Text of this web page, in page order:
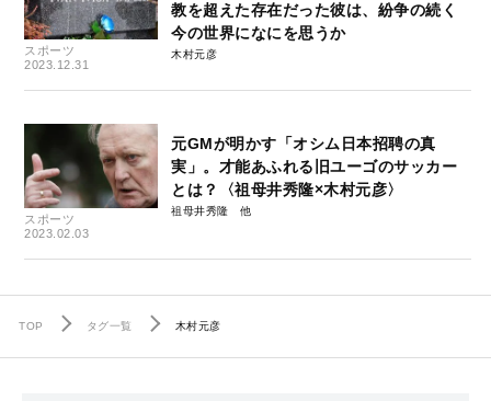
スポーツ
2023.12.31
教を超えた存在だった彼は、紛争の続く
今の世界になにを思うか
木村元彦
スポーツ
2023.02.03
元GMが明かす「オシム日本招聘の真
実」。才能あふれる旧ユーゴのサッカー
とは？〈祖母井秀隆×木村元彦〉
祖母井秀隆
TOP タグ一覧 木村元彦